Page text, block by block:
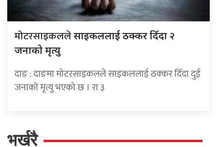
मोटरसाइकललेसाइकललाई ठक्कर दिँदा २
जनाको मृत्यु
दाङ : दाङमा मोटरसाइकलले साइकललाई ठक्कर दिँदा दुई
जनाको मृत्यु भएको छ । रा ३
भर्खरै